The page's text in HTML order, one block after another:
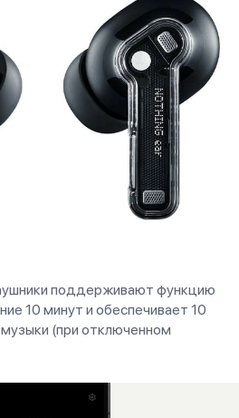
поддерживают функцию
10 минут и обеспечивает 10
(при отключенном